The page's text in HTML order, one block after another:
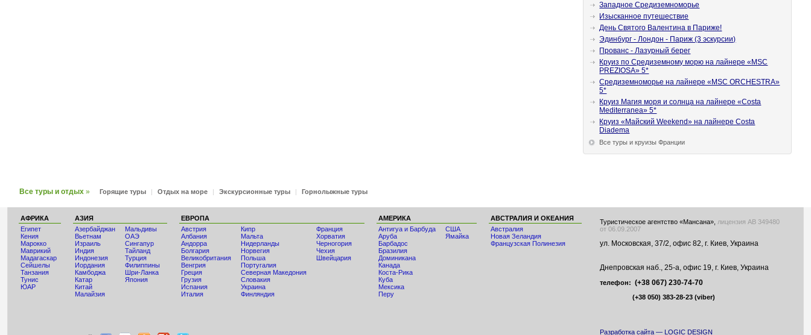
Западное Средиземноморье
Изысканное путешествие
День Святого Валентина в Париже!
Эдинбург - Лондон - Париж (3 эскурсии)
Прованс - Лазурный берег
Круиз по Средиземному морю на лайнере «MSC
PREZIOSA» 5*
Средиземноморье на лайнере «MSC ORCHESTRA»
5*
Круиз Магия моря и солнца на лайнере «Costa
Mediterranea» 5*
Круиз «Майский Weekend» на лайнере Costa
Diadema
Все туры и круизы Франции
Все туры и отдых » Горящие туры | Отдых на море | Экскурсионные туры | Горнолыжные туры
АФРИКА
Египет
Кения
Мaрокко
Маврикий
Мадагаскар
Сейшелы
Танзания
Тунис
ЮАР
АЗИЯ
Азербайджан
Вьетнам
Израиль
Индия
Индонезия
Иордания
Камбоджа
Катар
Китай
Малайзия
Мальдивы
ОАЭ
Сингапур
Тайланд
Турция
Филиппины
Шри-Ланка
Япония
ЕВРОПА
Австрия
Албания
Андорра
Болгария
Великобритания
Венгрия
Греция
Грузия
Испания
Италия
Кипр
Мальта
Нидерланды
Норвегия
Польша
Португалия
Северная Македония
Словакия
Украина
Финляндия
Франция
Хорватия
Черногория
Чехия
Швейцария
АМЕРИКА
Антигуа и Барбуда
Аруба
Барбадос
Бразилия
Доминикана
Канада
Коста-Рика
Куба
Мексика
Перу
США
Ямайка
АВСТРАЛИЯ И ОКЕАНИЯ
Австралия
Новая Зеландия
Французская Полинезия
Туристическое агентство «Мансана», лицензия АВ 349480
от 06.09.2007
ул. Московская, 37/2, офис 82, г. Киев, Украина
Днепровская наб., 25-а, офис 19, г. Киев, Украина
телефон: (+38 067) 230-74-70
(+38 050) 383-28-23 (viber)
Разработка сайта — LOGIC DESIGN